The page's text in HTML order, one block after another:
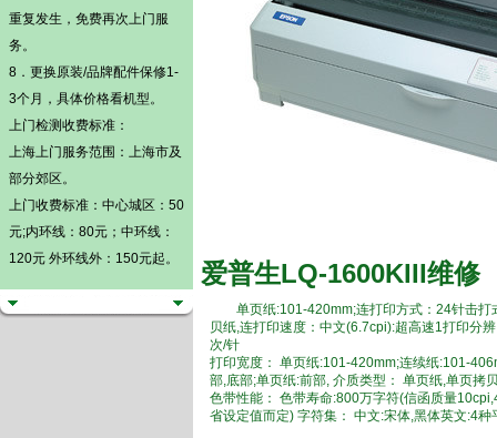
重复发生，免费再次上门服
务。
8．更换原装/品牌配件保修1-
3个月，具体价格看机型。
上门检测收费标准：
上海上门服务范围：上海市及
部分郊区。
上门收费标准：中心城区：50
元;内环线：80元；中环线：
120元 外环线外：150元起。
爱普生LQ-1600KIII维修
单页纸:101-420mm;连打印方式：24针击
贝纸,连打印速度：中文(6.7cpi):超高速1打印分
次/针
打印宽度： 单页纸:101-420mm;连续纸:101-
部,底部;单页纸:前部, 介质类型： 单页纸,单页
色带性能： 色带寿命:800万字符(信函质量
省设定值而定) 字符集： 中文:宋体,黑体英文:4种